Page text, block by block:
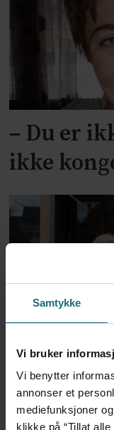
Samtykke
Vi bruker
Vi benytter
annonser et
mediefunksjoner
klikke på “Tillat
– Du er
ikke
Vestre
Ingen